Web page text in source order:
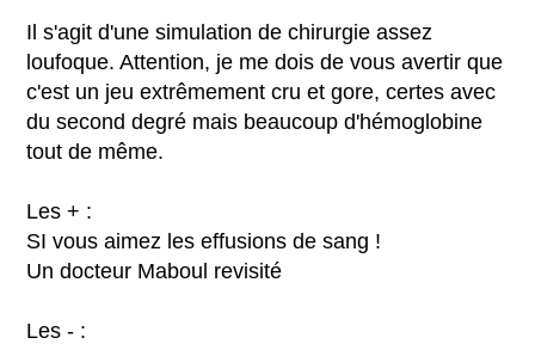
Il s'agit d'une simulation de chirurgie assez
loufoque. Attention, je me dois de vous avertir que
c'est un jeu extrêmement cru et gore, certes avec
du second degré mais beaucoup d'hémoglobine
tout de même.
Les + :
SI vous aimez les effusions de sang !
Un docteur Maboul revisité
Les - :